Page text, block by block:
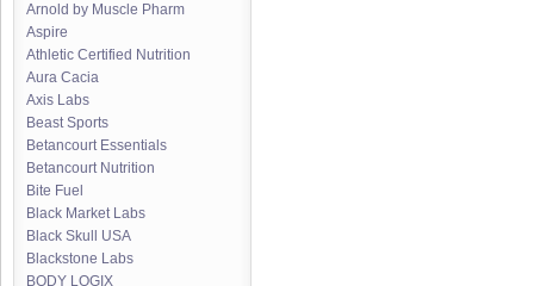
Arnold by Muscle Pharm
Aspire
Athletic Certified Nutrition
Aura Cacia
Axis Labs
Beast Sports
Betancourt Essentials
Betancourt Nutrition
Bite Fuel
Black Market Labs
Black Skull USA
Blackstone Labs
BODY LOGIX